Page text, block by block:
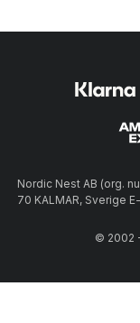
Nordic Nest AB (org.
70 KALMAR, Sverige
© 2002